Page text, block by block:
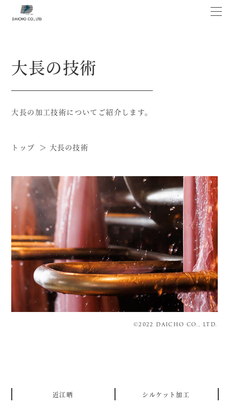
大長の技術
大長の加工技術についてご紹介します。
トップ 大長の技術
©2022 DAICHO CO., LTD.
近江晒 シルケット加工